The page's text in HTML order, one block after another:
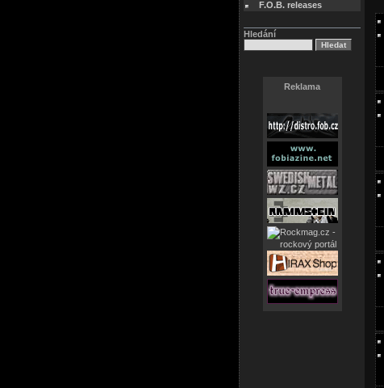
F.O.B. releases
Hledání
Reklama